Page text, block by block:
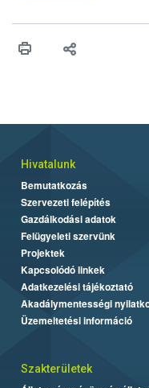
érésű szőlőkben is
felhasználók számára is
Hivatalunk
Bemutatkozás
Szervezeti felépítés
Gazdálkodási adatok
Felügyeleti szervünk
Projektek
Kapcsolódó linkek
Adatkezelési tájékoztató
Akadálymentességi
Üzemeltetési információ
Szakterületek